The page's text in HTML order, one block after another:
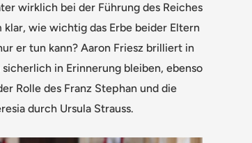
wirklich bei der Führung des Reiches
wie wichtig das Erbe beider Eltern
er tun kann? Aaron Friesz brilliert in
in Erinnerung bleiben, ebenso
Rolle des Franz Stephan und die
durch Ursula Strauss.